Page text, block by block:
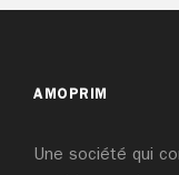
AMOPRIM
Une société qui